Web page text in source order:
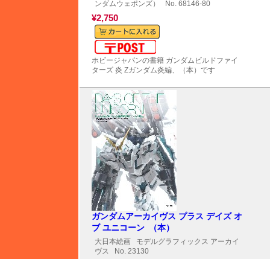
ンダムウェポンズ）
No. 68146-80
¥2,750
ホビージャパンの書籍 ガンダムビルドファイ
ターズ 炎 Zガンダム炎編、（本）です
ガンダムアーカイヴス プラス デイズ オ
ブ ユニコーン （本）
大日本絵画
モデルグラフィックス アーカイ
ヴス No. 23130